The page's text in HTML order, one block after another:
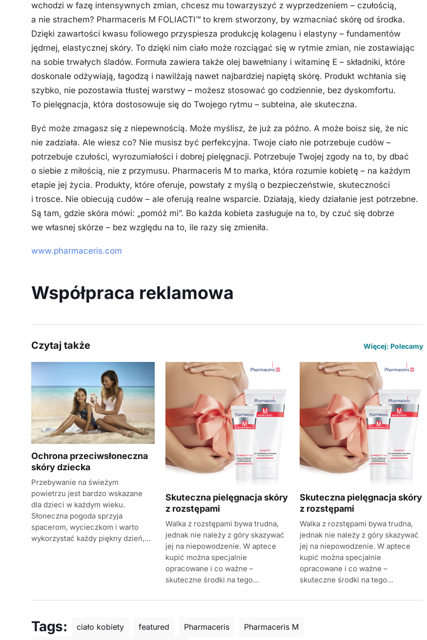
wchodzi w fazę intensywnych zmian, chcesz mu towarzyszyć z wyprzedzeniem – czułością,
a nie strachem? Pharmaceris M FOLIACTI™ to krem stworzony, by wzmacniać skórę od środka.
Dzięki zawartości kwasu foliowego przyspiesza produkcję kolagenu i elastyny – fundamentów
jędrnej, elastycznej skóry. To dzięki nim ciało może rozciągać się w rytmie zmian, nie zostawiając
na sobie trwałych śladów. Formuła zawiera także olej bawełniany i witaminę E – składniki, które
doskonale odżywiają, łagodzą i nawilżają nawet najbardziej napiętą skórę. Produkt wchłania się
szybko, nie pozostawia tłustej warstwy – możesz stosować go codziennie, bez dyskomfortu.
To pielęgnacja, która dostosowuje się do Twojego rytmu – subtelna, ale skuteczna.
Być może zmagasz się z niepewnością. Może myślisz, że już za późno. A może boisz się, że nic
nie zadziała. Ale wiesz co? Nie musisz być perfekcyjna. Twoje ciało nie potrzebuje cudów –
potrzebuje czułości, wyrozumiałości i dobrej pielęgnacji. Potrzebuje Twojej zgody na to, by dbać
o siebie z miłością, nie z przymusu. Pharmaceris M to marka, która rozumie kobietę – na każdym
etapie jej życia. Produkty, które oferuje, powstały z myślą o bezpieczeństwie, skuteczności
i trosce. Nie obiecują cudów – ale oferują realne wsparcie. Działają, kiedy działanie jest potrzebne.
Są tam, gdzie skóra mówi: „pomóż mi”. Bo każda kobieta zasługuje na to, by czuć się dobrze
we własnej skórze – bez względu na to, ile razy się zmieniła.
www.pharmaceris.com
Współpraca reklamowa
Czytaj także Więcej: Polecamy
Ochrona przeciwsłoneczna
skóry dziecka
Przebywanie na świeżym
powietrzu jest bardzo wskazane
dla dzieci w każdym wieku.
Słoneczna pogoda sprzyja
spacerom, wycieczkom i warto
wykorzystać każdy piękny dzień,…
Skuteczna pielęgnacja skóry
z rozstępami
Walka z rozstępami bywa trudna,
jednak nie należy z góry skazywać
jej na niepowodzenie. W aptece
kupić można specjalnie
opracowane i co ważne –
skuteczne środki na tego…
Skuteczna pielęgnacja skóry
z rozstępami
Walka z rozstępami bywa trudna,
jednak nie należy z góry skazywać
jej na niepowodzenie. W aptece
kupić można specjalnie
opracowane i co ważne –
skuteczne środki na tego…
Tags: ciało kobiety featured Pharmaceris Pharmaceris M